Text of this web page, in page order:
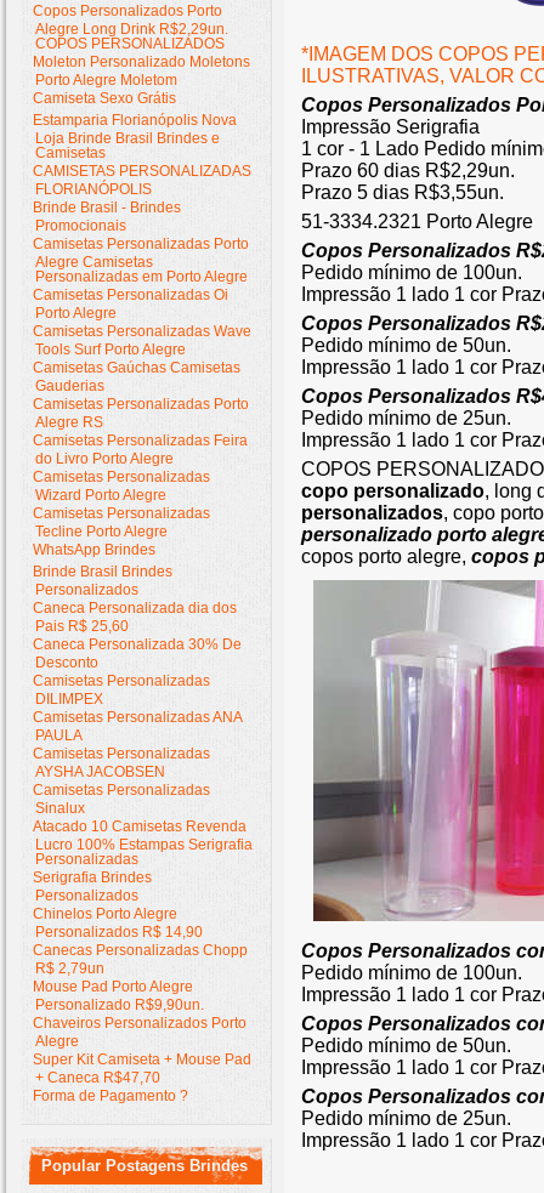
Copos Personalizados Porto
Alegre Long Drink R$2,29un.
COPOS PERSONALIZADOS
Moleton Personalizado Moletons
Porto Alegre Moletom
Camiseta Sexo Grátis
Estamparia Florianópolis Nova
Loja Brinde Brasil Brindes e
Camisetas
CAMISETAS PERSONALIZADAS
FLORIANÓPOLIS
Brinde Brasil - Brindes
Promocionais
Camisetas Personalizadas Porto
Alegre Camisetas
Personalizadas em Porto Alegre
Camisetas Personalizadas Oi
Porto Alegre
Camisetas Personalizadas Wave
Tools Surf Porto Alegre
Camisetas Gaúchas Camisetas
Gauderias
Camisetas Personalizadas Porto
Alegre RS
Camisetas Personalizadas Feira
do Livro Porto Alegre
Camisetas Personalizadas
Wizard Porto Alegre
Camisetas Personalizadas
Tecline Porto Alegre
WhatsApp Brindes
Brinde Brasil Brindes
Personalizados
Caneca Personalizada dia dos
Pais R$ 25,60
Caneca Personalizada 30% De
Desconto
Camisetas Personalizadas
DILIMPEX
Camisetas Personalizadas ANA
PAULA
Camisetas Personalizadas
AYSHA JACOBSEN
Camisetas Personalizadas
Sinalux
Atacado 10 Camisetas Revenda
Lucro 100% Estampas Serigrafia
Personalizadas
Serigrafia Brindes
Personalizados
Chinelos Porto Alegre
Personalizados R$ 14,90
Canecas Personalizadas Chopp
R$ 2,79un
Mouse Pad Porto Alegre
Personalizado R$9,90un.
Chaveiros Personalizados Porto
Alegre
Super Kit Camiseta + Mouse Pad
+ Caneca R$47,70
Forma de Pagamento ?
Popular Postagens Brindes
*IMAGEM DOS COPOS
ILUSTRATIVAS, VALOR
Copos Personalizados
Impressão Serigrafia
1 cor - 1 Lado Pedido
Prazo 60 dias R$2,29un.
Prazo 5 dias R$3,55un.
51-3334.2321 Porto Alegre
Copos Personalizados
Pedido mínimo de 100un.
Impressão 1 lado 1 cor
Copos Personalizados
Pedido mínimo de 50un.
Impressão 1 lado 1 cor
Copos Personalizados
Pedido mínimo de 25un.
Impressão 1 lado 1 cor
COPOS
copo personalizado, long
personalizados, copo
personalizado porto
copos porto alegre, copos
Copos Personalizados
Pedido mínimo de 100un.
Impressão 1 lado 1 cor
Copos Personalizados
Pedido mínimo de 50un.
Impressão 1 lado 1 cor
Copos Personalizados
Pedido mínimo de 25un.
Impressão 1 lado 1 cor